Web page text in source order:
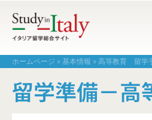
ホームページ » 基本情報 » 高等教育 留学
留学準備－高